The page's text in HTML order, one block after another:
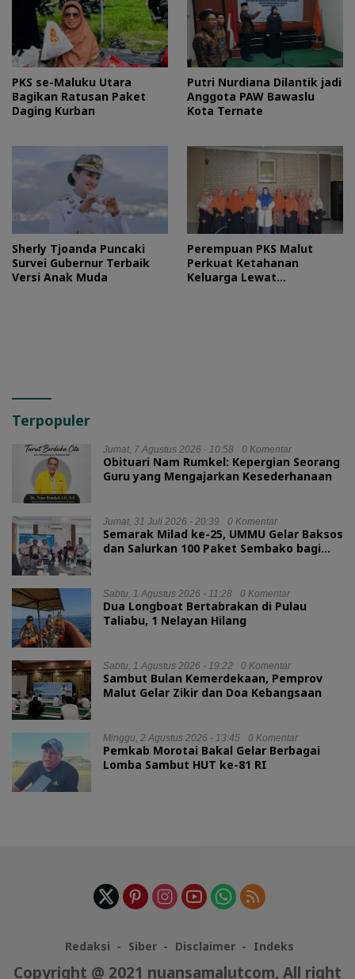
PKS se-Maluku Utara
Bagikan Ratusan Paket
Daging Kurban
Putri Nurdiana Dilantik jadi
Anggota PAW Bawaslu
Kota Ternate
Sherly Tjoanda Puncaki
Survei Gubernur Terbaik
Versi Anak Muda
Perempuan PKS Malut
Perkuat Ketahanan
Keluarga Lewat
Terpopuler
Jumat, 7 Agustus 2026 - 10:58 0 Komentar
Obituari Nam Rumkel: Kepergian Seorang
Guru yang Mengajarkan Kesederhanaan
Jumat, 31 Juli 2026 - 20:39 0 Komentar
Semarak Milad ke-25, UMMU Gelar Baksos
dan Salurkan 100 Paket Sembako bagi
Sabtu, 1 Agustus 2026 - 11:28 0 Komentar
Dua Longboat Bertabrakan di Pulau
Taliabu, 1 Nelayan Hilang
Sabtu, 1 Agustus 2026 - 19:22 0 Komentar
Sambut Bulan Kemerdekaan, Pemprov
Malut Gelar Zikir dan Doa Kebangsaan
Minggu, 2 Agustus 2026 - 13:45 0 Komentar
Pemkab Morotai Bakal Gelar Berbagai
Lomba Sambut HUT ke-81 RI
Redaksi Siber Disclaimer Indeks
Copyright @ 2021 nuansamalutcom, All right